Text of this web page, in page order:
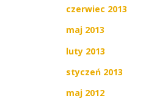
czerwiec 2013
maj 2013
luty 2013
styczeń 2013
maj 2012